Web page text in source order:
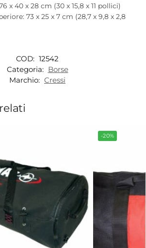
x 40 x 28 cm (30 x 15,8 x 11 pollici)
73 x 25 x 7 cm (28,7 x 9,8 x 2,8
COD: 12542
Categoria: Borse
Marchio: Cressi
-20%